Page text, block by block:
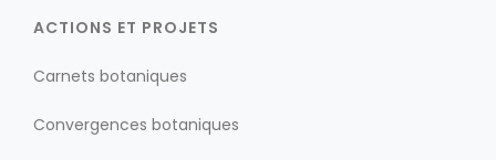
ACTIONS ET PROJETS
Carnets botaniques
Convergences botaniques